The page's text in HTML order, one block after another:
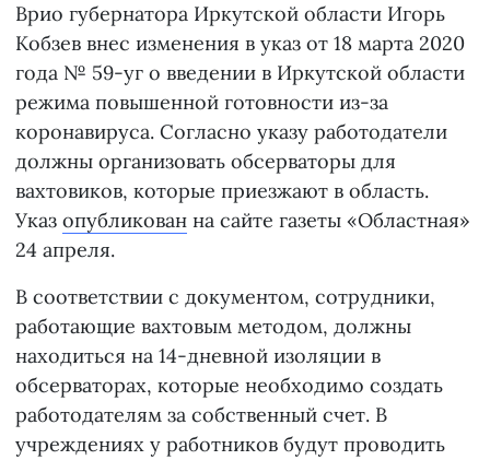
Врио губернатора Иркутской области Игорь
Кобзев внес изменения в указ от 18 марта 2020
года № 59-уг о введении в Иркутской области
режима повышенной готовности из-за
коронавируса. Согласно указу работодатели
должны организовать обсерваторы для
вахтовиков, которые приезжают в область.
Указ опубликован на сайте газеты «Областная»
24 апреля.
В соответствии с документом, сотрудники,
работающие вахтовым методом, должны
находиться на 14-дневной изоляции в
обсерваторах, которые необходимо создать
работодателям за собственный счет. В
учреждениях у работников будут проводить